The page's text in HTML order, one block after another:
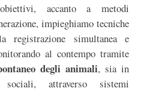
accanto a metodi
impieghiamo tecniche
registrazione simultanea e
al contempo tramite
degli animali, sia in
attraverso sistemi